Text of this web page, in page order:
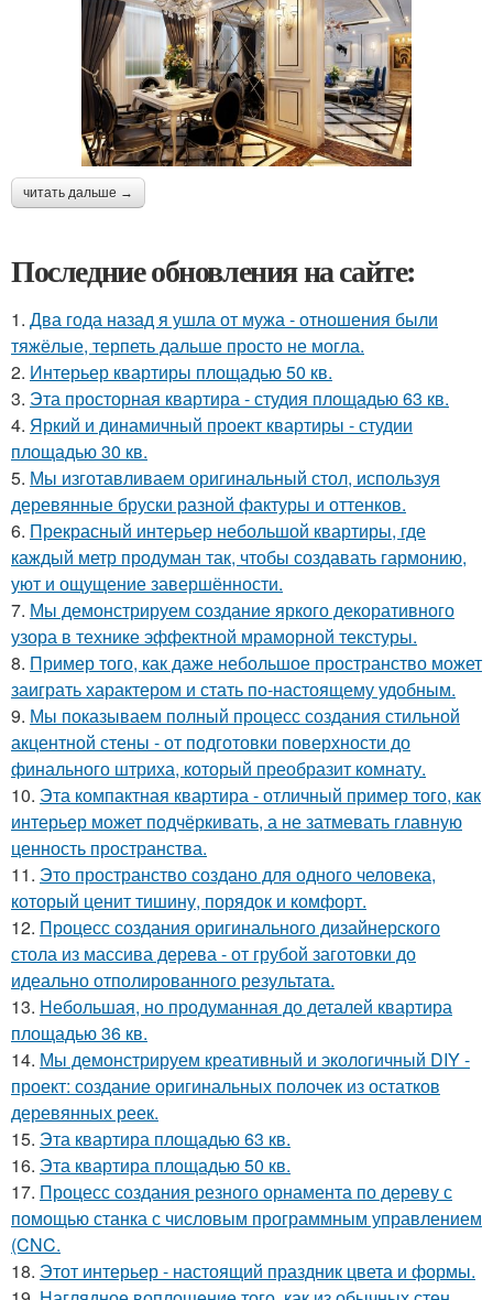
читать дальше →
Последние обновления на сайте:
1. Два года назад я ушла от мужа - отношения были
тяжёлые, терпеть дальше просто не могла.
2. Интерьер квартиры площадью 50 кв.
3. Эта просторная квартира - студия площадью 63 кв.
4. Яркий и динамичный проект квартиры - студии
площадью 30 кв.
5. Мы изготавливаем оригинальный стол, используя
деревянные бруски разной фактуры и оттенков.
6. Прекрасный интерьер небольшой квартиры, где
каждый метр продуман так, чтобы создавать гармонию,
уют и ощущение завершённости.
7. Мы демонстрируем создание яркого декоративного
узора в технике эффектной мраморной текстуры.
8. Пример того, как даже небольшое пространство может
заиграть характером и стать по-настоящему удобным.
9. Мы показываем полный процесс создания стильной
акцентной стены - от подготовки поверхности до
финального штриха, который преобразит комнату.
10. Эта компактная квартира - отличный пример того, как
интерьер может подчёркивать, а не затмевать главную
ценность пространства.
11. Это пространство создано для одного человека,
который ценит тишину, порядок и комфорт.
12. Процесс создания оригинального дизайнерского
стола из массива дерева - от грубой заготовки до
идеально отполированного результата.
13. Небольшая, но продуманная до деталей квартира
площадью 36 кв.
14. Мы демонстрируем креативный и экологичный DIY -
проект: создание оригинальных полочек из остатков
деревянных реек.
15. Эта квартира площадью 63 кв.
16. Эта квартира площадью 50 кв.
17. Процесс создания резного орнамента по дереву с
помощью станка с числовым программным управлением
(CNC.
18. Этот интерьер - настоящий праздник цвета и формы.